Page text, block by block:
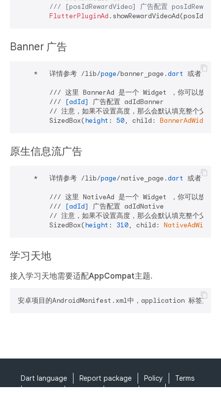
/// [posIdRewardVideo] ⼴告配置
FlutterPluginAd
Banner ⼴告
    *   详情参考 /lib/
page/banner_page .dart 或者 lib/
/// 这⾥ BannerAd 是⼀个 Widget ，你可以放到
        ///
[adId]
⼴告配置 adIdBanner
// 注意，如果不设置高度，那么会默认填充整个父
        SizedBox(
height : 50, child: BannerAdWidget
原生信息流⼴告
    *   详情参考 /lib/
page/native_page .dart 或者 lib/
/// 这⾥ NativeAd 是⼀个 Widget ，你可以放到
        ///
[adId]
⼴告配置 adIdNative
// 注意，如果不设置高度，那么会默认填充整个父
        SizedBox(
height : 310, child: NativeAdWidget
学习天地
接入学习天地需要适配AppCompat主题.
安卓项目的AndroidManifest.xml中，application 标签加入
Dart language Report package Policy
Terms